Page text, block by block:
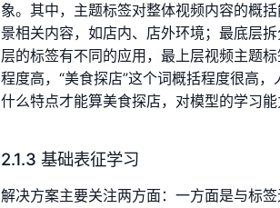
象。其中，主题标签对整体视频内容的概
景相关内容，如店内、店外环境；最底层
层的标签有不同的应用，最上层视频主题
程度高，“美食探店”这个词概括程度很高
什么特点才能算美食探店，对模型的学习能
2.1.3 基础表征学习
解决方案主要关注两方面：一方面是与标